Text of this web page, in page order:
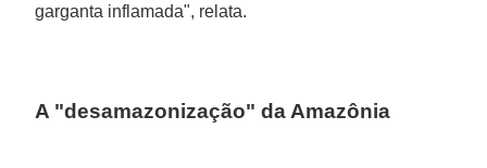
garganta inflamada", relata.
A "desamazonização" da Amazônia